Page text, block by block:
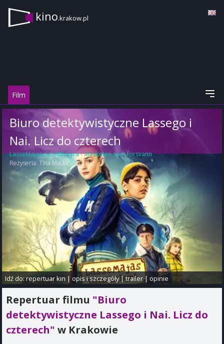
kino.krakow.pl
Film
Biuro detektywistyczne Lassego i
Nai. Licz do czterech
LasseMajas detektivbyra - Maskoten som forsvann
Reżyseria: Tina Mackic
Idź do:repertuar kin |opis i szczegóły|trailer|opinie
Repertuar filmu "Biuro
detektywistyczne Lassego i Nai. Licz do
czterech" w Krakowie